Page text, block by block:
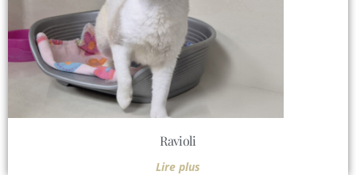
Ravioli
Lire plus